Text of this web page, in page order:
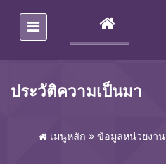
(CURRENT)
ประวัติความเป็นมา
เมนูหลัก ข้อมูลหน่วยงาน